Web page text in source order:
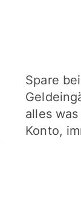
Spare
alles
Konto,